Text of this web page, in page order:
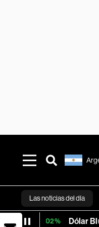
Las noticias del día
Dólar Blue 1,525.00